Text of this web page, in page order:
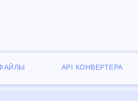
API КОНВЕРТЕРА